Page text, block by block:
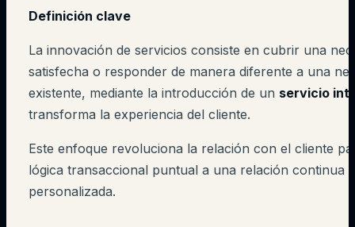
Definición clave
La innovación de servicios consiste en cubrir una
satisfecha o responder de manera diferente a una
existente, mediante la introducción de un servicio
transforma la experiencia del cliente.
Este enfoque revoluciona la relación con el cliente
lógica transaccional puntual a una relación continua y
personalizada.